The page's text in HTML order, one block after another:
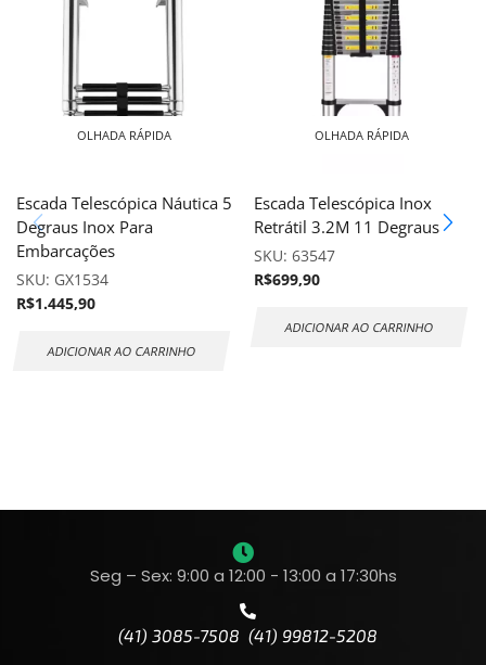
OLHADA RÁPIDA
Escada Telescópica Náutica 5
Degraus Inox Para
Embarcações
SKU: GX1534
R$1.445,90
ADICIONAR AO CARRINHO
OLHADA RÁPIDA
Escada Telescópica Inox
Retrátil 3.2M 11 Degraus
SKU: 63547
R$699,90
ADICIONAR AO CARRINHO
Seg – Sex: 9:00 a 12:00 - 13:00 a 17:30hs
(41) 3085-7508 (41) 99812-5208